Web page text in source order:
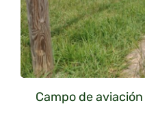
Campo de